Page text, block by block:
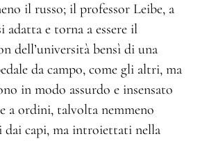
il russo; il professor Leibe, a
adatta e torna a essere il
dell’università bensì di una
da campo, come gli altri, ma
in modo assurdo e insensato
a ordini, talvolta nemmeno
dai capi, ma introiettati nella